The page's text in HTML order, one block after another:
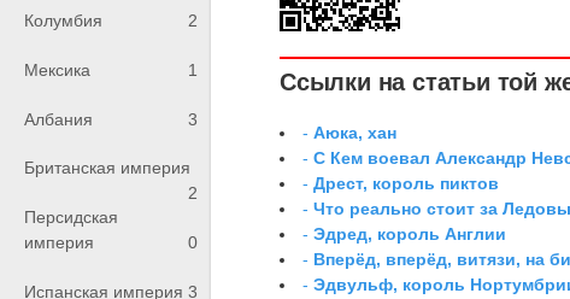
Колумбия 2
Мексика 1
Албания 3
Британская империя
2
Персидская
империя
0
Испанская империя 3
Ссылки на статьи той
-Аюка, хан
-С Кем воевал Александр
-Дрест, король пиктов
-Что реально стоит за
-Эдред, король Англии
- Вперёд, вперёд, витязи, на
-Эдвульф, король